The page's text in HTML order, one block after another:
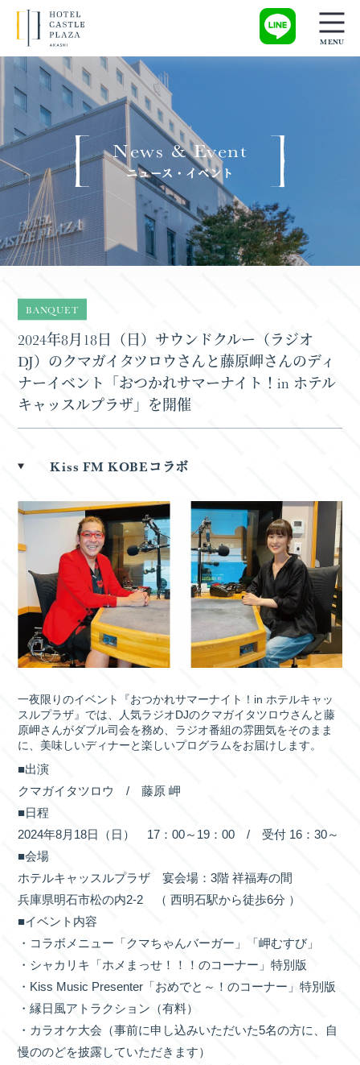
News & Event
ニュース・イベント
BANQUET
2024年8月18日（日）サウンドクルー（ラジオ
DJ）のクマガイタツロウさんと藤原岬さんのディ
ナーイベント「おつかれサマーナイト！in ホテル
キャッスルプラザ」を開催
Kiss FM KOBEコラボ
一夜限りのイベント『おつかれサマーナイト！in ホテルキャッ
スルプラザ』では、人気ラジオDJのクマガイタツロウさんと藤
原岬さんがダブル司会を務め、ラジオ番組の雰囲気をそのまま
に、美味しいディナーと楽しいプログラムをお届けします。
■出演
クマガイタツロウ / 藤原 岬
■日程
2024年8月18日（日） 17：00～19：00 / 受付 16：30～
■会場
ホテルキャッスルプラザ 宴会場：3階 祥福寿の間
兵庫県明石市松の内2-2 （ 西明石駅から徒歩6分 ）
■イベント内容
・コラボメニュー「クマちゃんバーガー」「岬むすび」
・シャカリキ「ホメまっせ！！！のコーナー」特別版
・Kiss Music Presenter「おめでと～！のコーナー」特別版
・縁日風アトラクション（有料）
・カラオケ大会（事前に申し込みいただいた5名の方に、自
慢ののどを披露していただきます）